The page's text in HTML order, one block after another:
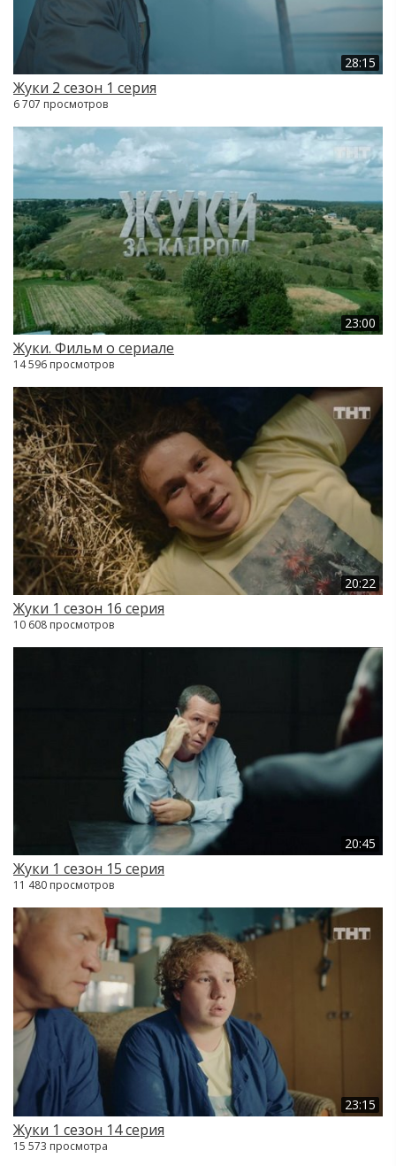
28:15
Жуки 2 сезон 1 серия
6 707 просмотров
23:00
Жуки. Фильм о сериале
14 596 просмотров
20:22
Жуки 1 сезон 16 серия
10 608 просмотров
20:45
Жуки 1 сезон 15 серия
11 480 просмотров
23:15
Жуки 1 сезон 14 серия
15 573 просмотра